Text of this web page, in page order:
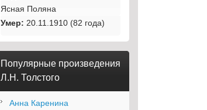
Ясная Поляна
Умер: 20.11.1910 (82 года)
Популярные произведения
Л.Н. Толстого
Анна Каренина